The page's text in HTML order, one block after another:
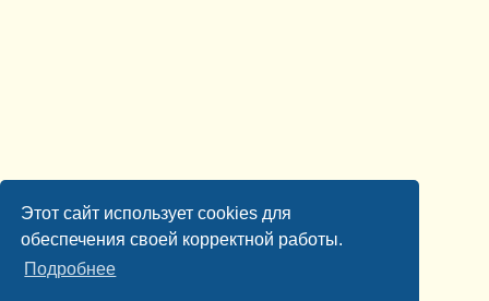
Этот сайт использует cookies для
обеспечения своей корректной работы.
Подробнее